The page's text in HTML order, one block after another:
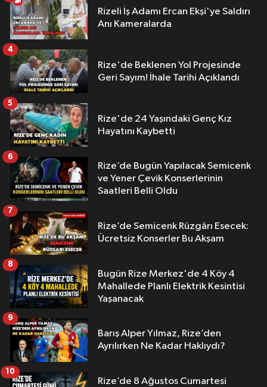
Rizeli İş Adamı Ercan Ekşi'ye Saldırı
Anı Kameralarda
Rize'de Beklenen Yol Projesinde
Geri Sayım! İhale Tarihi Açıklandı
4
Rize'de 24 Yaşındaki Genç Kız
Hayatını Kaybetti
5
Rize’de Bugün Yapılacak Semicenk
ve Yener Çevik Konserlerinin
Saatleri Belli Oldu
6
Rize’de Semicenk Rüzgârı Esecek:
Ücretsiz Konserler Bu Akşam
7
Bugün Rize Merkez'de 4 Köy 4
Mahallede Planlı Elektrik Kesintisi
Yaşanacak
8
Barış Alper Yılmaz, Rize’den
Ayrılırken Ne Kadar Haklıydı?
9
Rize’de 8 Ağustos Cumartesi
10